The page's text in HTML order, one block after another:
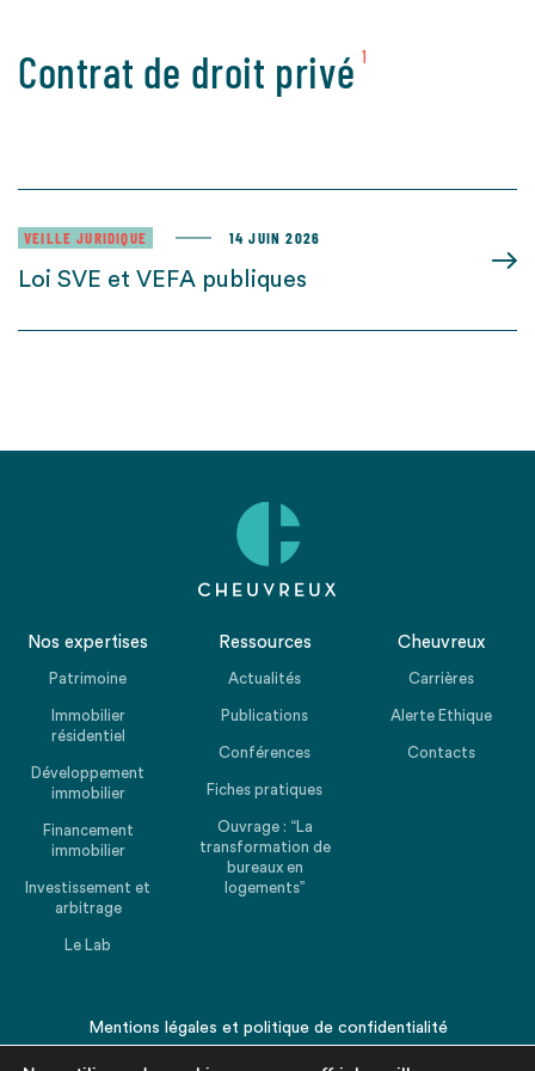
Contrat de droit privé 1
VEILLE JURIDIQUE 14 JUIN 2026
Loi SVE et VEFA publiques
Nos expertises
Patrimoine
Immobilier
résidentiel
Développement
immobilier
Financement
immobilier
Investissement et
arbitrage
Le Lab
Ressources
Actualités
Publications
Conférences
Fiches pratiques
Ouvrage : “La
transformation de
bureaux en
logements”
Cheuvreux
Carrières
Alerte Ethique
Contacts
Mentions légales et politique de confidentialité